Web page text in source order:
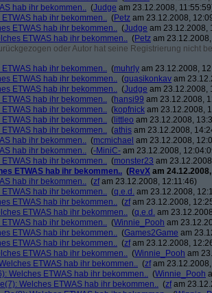
hab ihr bekommen.. (Judge am 23.12.2008,
hab ihr bekommen.. (Petz am 23.12.2008,
ETWAS hab ihr bekommen.. (Judge am 23.12.2008,
ETWAS hab ihr bekommen.. (Petz am
oder Autor hat seine Registrierung nicht
hab ihr bekommen.. (muhrly am 23.12.2008,
ETWAS hab ihr bekommen.. (quasikonkav am
ETWAS hab ihr bekommen.. (Judge am 23.12.2008,
hab ihr bekommen.. (hansi99 am 23.12.2008,
hab ihr bekommen.. (kopfnick am 23.12.2008,
hab ihr bekommen.. ( littleo am 23.12.2008,
hab ihr bekommen.. (athis am 23.12.2008,
hab ihr bekommen.. (mcmichael am 23.12.2008,
hab ihr bekommen.. (-MiniC- am 23.12.2008,
hab ihr bekommen.. (monster23 am
ETWAS hab ihr bekommen.. (RevX am
hab ihr bekommen.. (zfam 23.12.2008, 12:11:46)
hab ihr bekommen.. (q.e.d. am 23.12.2008,
ETWAS hab ihr bekommen.. (zfam 23.12.2008,
ETWAS hab ihr bekommen.. (q.e.d. am
hab ihr bekommen.. (Winnie_Pooh am
ETWAS hab ihr bekommen.. (Games2Game am
ETWAS hab ihr bekommen.. (zfam 23.12.2008,
ETWAS hab ihr bekommen.. (Winnie_Pooh am
ETWAS hab ihr bekommen.. (zfam
Welches ETWAS hab ihr bekommen.. (Winnie_Pooh
Welches ETWAS hab ihr bekommen.. (zfam